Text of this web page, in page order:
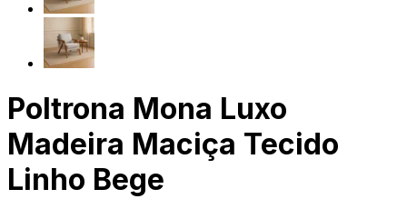
Poltrona Mona Luxo
Madeira Maciça Tecido
Linho Bege